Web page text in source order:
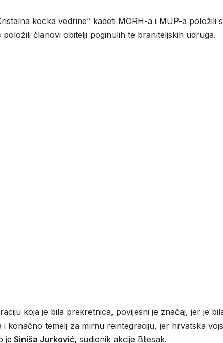
kocka vedrine” kadeti MORH-a i MUP-a položili
položili članovi obitelji poginulih te braniteljskih udruga.
koja je bila prekretnica, povijesni je značaj, jer je
konačno temelj za mirnu reintegraciju, jer hrvatska
je Siniša Jurković, sudionik akcije Bljesak.